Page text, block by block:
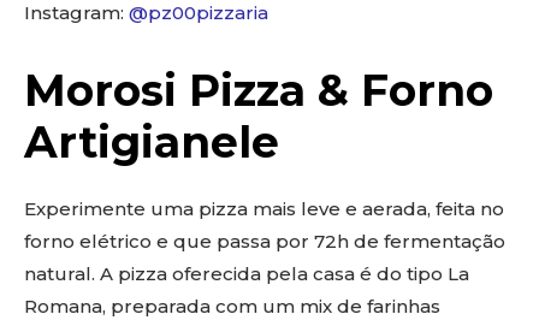
Instagram: @pz00pizzaria
Morosi Pizza & Forno
Artigianele
Experimente uma pizza mais leve e aerada, feita no
forno elétrico e que passa por 72h de fermentação
natural. A pizza oferecida pela casa é do tipo La
Romana, preparada com um mix de farinhas